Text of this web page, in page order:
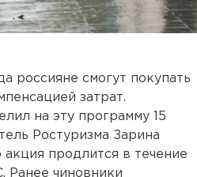
россияне смогут покупать
затрат.
на эту программу 15
Ростуризма Зарина
продлится в течение
Ранее чиновники